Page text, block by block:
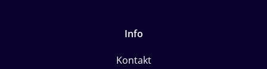
Info
Kontakt